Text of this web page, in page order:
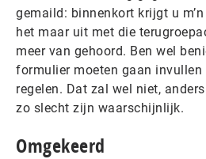
gemaild: binnenkort krijgt u
het maar uit met die
meer van gehoord. Ben wel
formulier moeten gaan
regelen. Dat zal wel niet,
zo slecht zijn waarschijnlijk.
Omgekeerd